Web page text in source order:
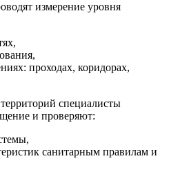
измерение уровня
проходах, коридорах,
специалисты
и проверяют:
санитарным правилам и